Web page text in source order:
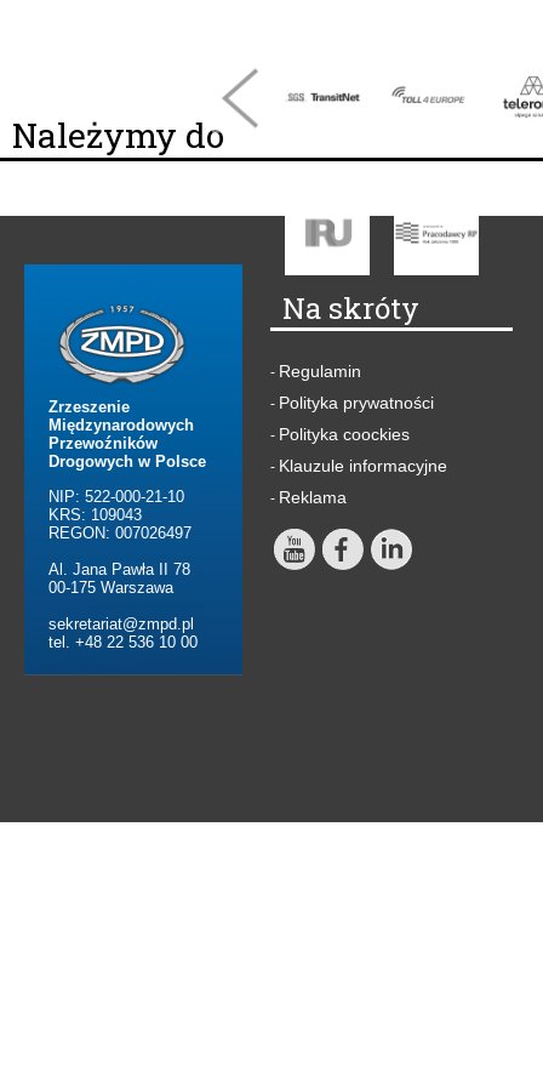
Należymy do
Zrzeszenie
Międzynarodowych
Przewoźników
Drogowych w Polsce
NIP: 522-000-21-10
KRS: 109043
REGON: 007026497
Al. Jana Pawła II 78
00-175 Warszawa
sekretariat@zmpd.pl
tel. +48 22 536 10 00
Na skróty
- Regulamin
- Polityka prywatności
- Polityka coockies
- Klauzule informacyjne
- Reklama